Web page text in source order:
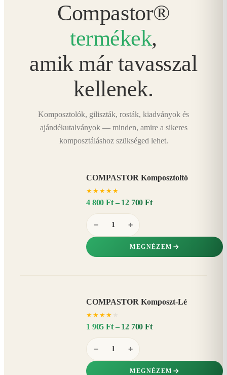
Compastor®
termékek,
amik már tavasszal
kellenek.
Komposztolók, giliszták, rosták, kiadványok és
ajándékutalványok — minden, amire a sikeres
komposztáláshoz szükséged lehet.
COMPASTOR Komposztoltó
★ ★ ★ ★ ★
4 800 Ft – 12 700 Ft
− +
MEGNÉZEM
COMPASTOR Komposzt-Lé
★ ★ ★ ★
1 905 Ft – 12 700 Ft
− +
MEGNÉZEM